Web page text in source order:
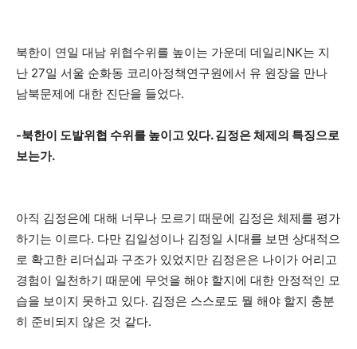
북한이 연일 대남 위협수위를 높이는 가운데 데일리NK는 지
난 27일 서울 순화동 코리아정책연구원에서 유 원장을 만나
남북문제에 대한 진단을 들었다.
-북한이 도발위협 수위를 높이고 있다. 김정은 체제의 특징으로
보는가.
아직 김정은에 대해 너무나 모르기 때문에 김정은 체제를 평가
하기는 이르다. 다만 김일성이나 김정일 시대를 보면 상대적으
로 확고한 리더십과 구조가 있었지만 김정은은 나이가 어리고
경험이 일천하기 때문에 무엇을 해야 할지에 대한 안정적인 모
습을 보이지 못하고 있다. 김정은 스스로도 뭘 해야 할지 충분
히 준비되지 않은 것 같다.